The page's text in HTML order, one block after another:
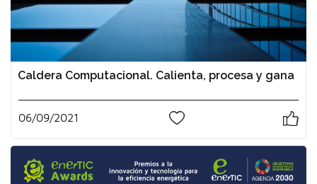
Caldera Computacional. Calienta, procesa y gana
06/09/2021